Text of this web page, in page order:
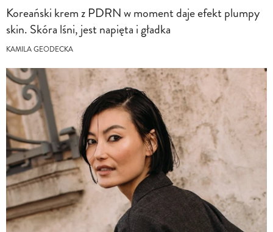
Koreański krem z PDRN w moment daje efekt plumpy
skin. Skóra lśni, jest napięta i gładka
KAMILA GEODECKA